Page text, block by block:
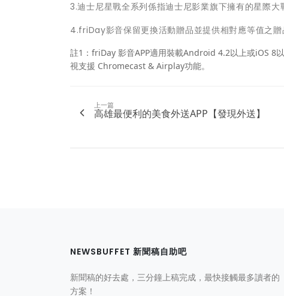
3.迪士尼星戰全系列係指迪士尼影業旗下擁有的星際
4.friDay影音保留更換活動贈品並提供相對應等值之贈
註1：friDay 影音APP適用裝載Android 4.2以上或iOS 8
視支援 Chromecast & Airplay功能。
上一篇
高雄最便利的美食外送APP【發現外送】
NEWSBUFFET 新聞稿自助吧
新聞稿的好去處，三分鐘上稿完成，最快接觸最多讀者的
方案！